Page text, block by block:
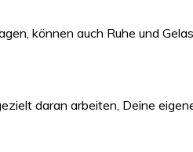
können auch Ruhe und
daran arbeiten, Deine